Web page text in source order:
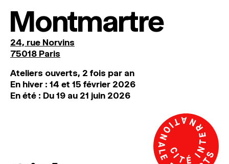
Montmartre
24, rue Norvins
75018 Paris
Ateliers ouverts, 2 fois par an
En hiver : 14 et 15 février 2026
En été : Du 19 au 21 juin 2026